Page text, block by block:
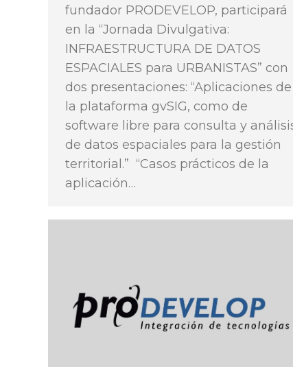
fundador PRODEVELOP, participará
en la “Jornada Divulgativa:
INFRAESTRUCTURA DE DATOS
ESPACIALES para URBANISTAS” con
dos presentaciones: “Aplicaciones de
la plataforma gvSIG, como de
software libre para consulta y
de datos espaciales para la gestión
territorial.” “Casos prácticos de la
aplicación…